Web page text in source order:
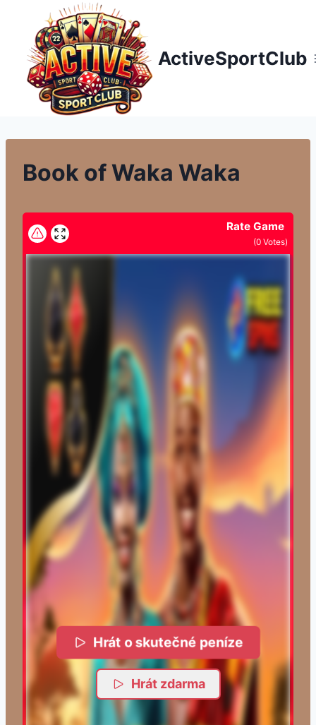
obsah
ActiveSportClub
Book of Waka Waka
Rate Game
(0 Votes)
Hrát o skutečné peníze
Hrát zdarma